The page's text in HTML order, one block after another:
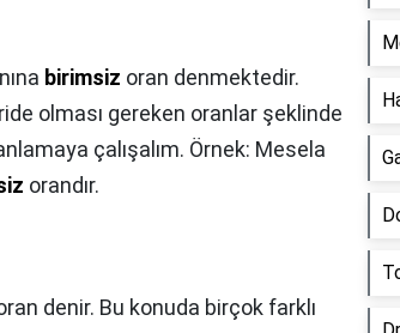
birimsiz oran denmektedir.
olması gereken oranlar şeklinde
çalışalım. Örnek: Mesela
orandır.
denir. Bu konuda birçok farklı